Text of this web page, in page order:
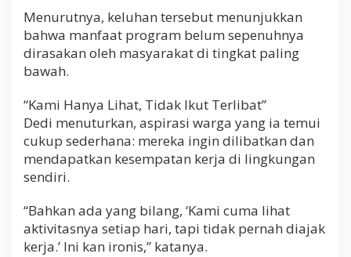
Menurutnya, keluhan tersebut menunjukkan
bahwa manfaat program belum sepenuhnya
dirasakan oleh masyarakat di tingkat paling
bawah.
“Kami Hanya Lihat, Tidak Ikut Terlibat”
Dedi menuturkan, aspirasi warga yang ia temui
cukup sederhana: mereka ingin dilibatkan dan
mendapatkan kesempatan kerja di lingkungan
sendiri.
“Bahkan ada yang bilang, ‘Kami cuma lihat
aktivitasnya setiap hari, tapi tidak pernah diajak
kerja.’ Ini kan ironis,” katanya.